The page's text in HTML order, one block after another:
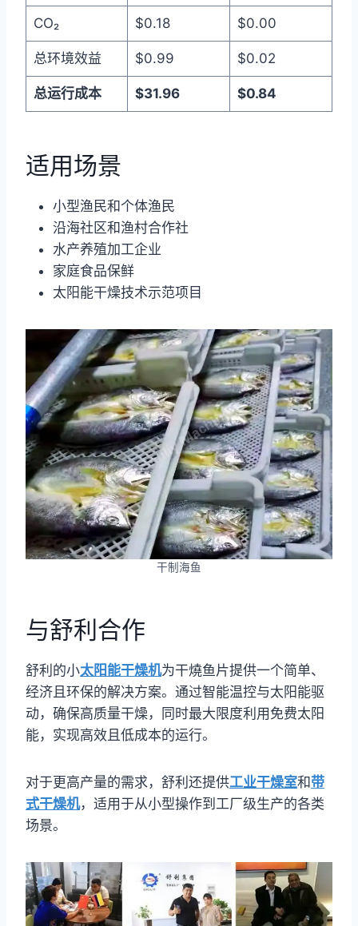
CO₂ $0.18 $0.00
总环境效益 $0.99 $0.02
总运行成本 $31.96 $0.84
适用场景
小型渔民和个体渔民
沿海社区和渔村合作社
水产养殖加工企业
家庭食品保鲜
太阳能干燥技术示范项目
干制海鱼
与舒利合作
舒利的小太阳能干燥机为干燒鱼片提供一个简单、
经济且环保的解决方案。通过智能温控与太阳能驱
动，确保高质量干燥，同时最大限度利用免费太阳
能，实现高效且低成本的运行。
对于更高产量的需求，舒利还提供工业干燥室和带
式干燥机，适用于从小型操作到工厂级生产的各类
场景。